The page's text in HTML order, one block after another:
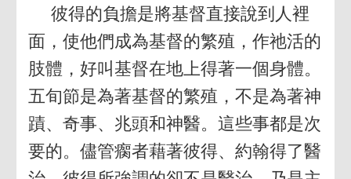
彼得的負擔是將基督直接說到人裡
面，使他們成為基督的繁殖，作祂活的
肢體，好叫基督在地上得著一個身體。
五旬節是為著基督的繁殖，不是為著神
蹟、奇事、兆頭和神醫。這些事都是次
要的。儘管瘸者藉著彼得、約翰得了醫